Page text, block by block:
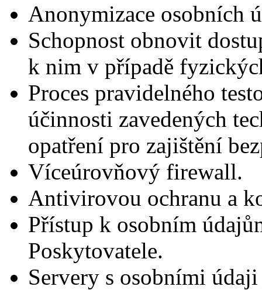
Anonymizace osobních
Schopnost obnovit
k nim v případě
Proces pravidelného
účinnosti zavedených
opatření pro zajištění
Víceúrovňový firewall.
Antivirovou ochranu a
Přístup k osobním
Poskytovatele.
Servery s osobními